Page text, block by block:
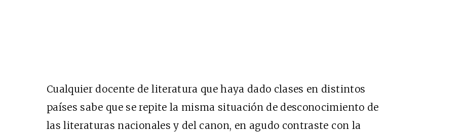
Cualquier docente de literatura que haya dado clases en distintos
países sabe que se repite la misma situación de desconocimiento de
las literaturas nacionales y del canon, en agudo contraste con la